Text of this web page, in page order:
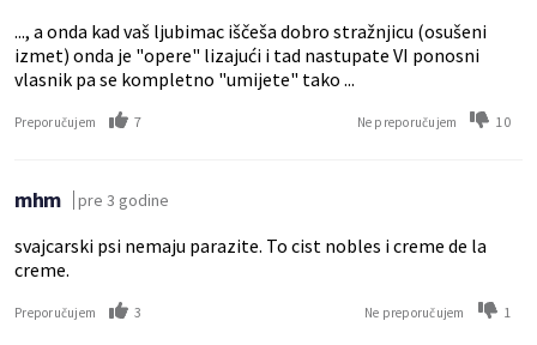
..., a onda kad vaš ljubimac iščeša dobro stražnjicu (osušeni
izmet) onda je "opere" lizajući i tad nastupate VI ponosni
vlasnik pa se kompletno "umijete" tako ...
Preporučujem 7 Ne preporučujem 10
mhm pre 3 godine
svajcarski psi nemaju parazite. To cist nobles i creme de la
creme.
Preporučujem 3 Ne preporučujem 1